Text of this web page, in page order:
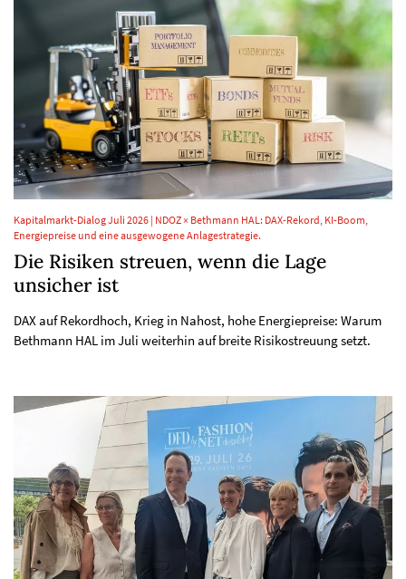
Kapitalmarkt-Dialog Juli 2026 | NDOZ × Bethmann HAL: DAX-Rekord, KI-Boom,
Energiepreise und eine ausgewogene Anlagestrategie.
Die Risiken streuen, wenn die Lage
unsicher ist
DAX auf Rekordhoch, Krieg in Nahost, hohe Energiepreise: Warum
Bethmann HAL im Juli weiterhin auf breite Risikostreuung setzt.